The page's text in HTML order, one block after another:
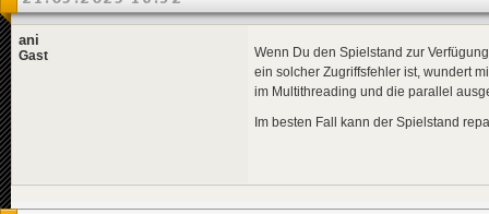
ani
Gast
Wenn Du den Spielstand zur
ein solcher Zugriffsfehler ist, wundert
im Multithreading und die parallel
Im besten Fall kann der Spielstand